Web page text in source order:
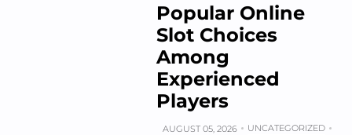
Popular Online
Slot Choices
Among
Experienced
Players
AUGUST 05, 2026
UNCATEGORIZED